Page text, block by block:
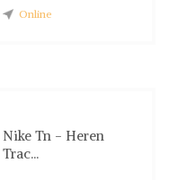
Online
Nike Tn - Heren
Trac...